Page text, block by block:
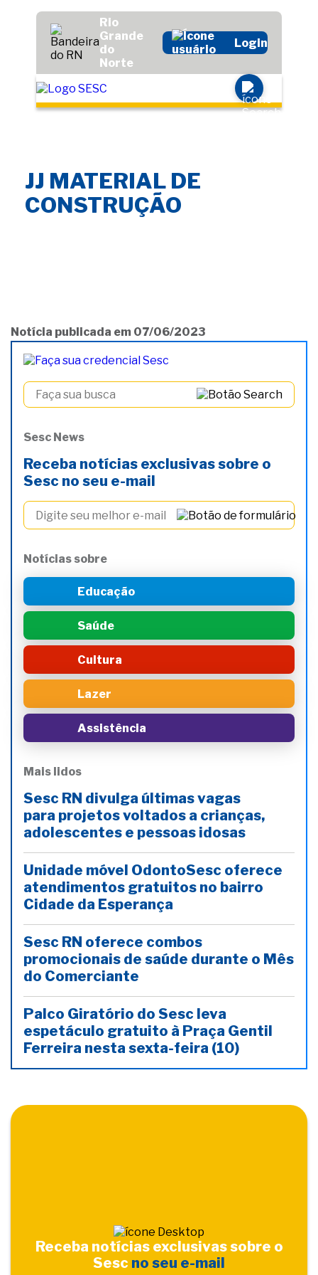
Rio
Grande
do
Norte
Login
JJ MATERIAL DE
CONSTRUÇÃO
Notícia publicada em 07/06/2023
Sesc News
Receba notícias exclusivas sobre o
Sesc no seu e-mail
Notícias sobre
Educação
Saúde
Cultura
Lazer
Assistência
Mais lidos
Sesc RN divulga últimas vagas
para projetos voltados a crianças,
adolescentes e pessoas idosas
Unidade móvel OdontoSesc oferece
atendimentos gratuitos no bairro
Cidade da Esperança
Sesc RN oferece combos
promocionais de saúde durante o Mês
do Comerciante
Palco Giratório do Sesc leva
espetáculo gratuito à Praça Gentil
Ferreira nesta sexta-feira (10)
Receba notícias exclusivas sobre o
Sesc no seu e-mail